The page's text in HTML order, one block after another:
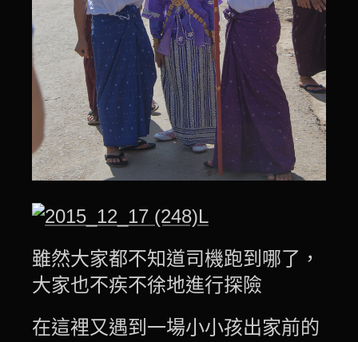
雖然大家都不知道司機跑到哪了，
大家也不疾不徐地進行探險
在這裡又遇到一場小小孩出家前的